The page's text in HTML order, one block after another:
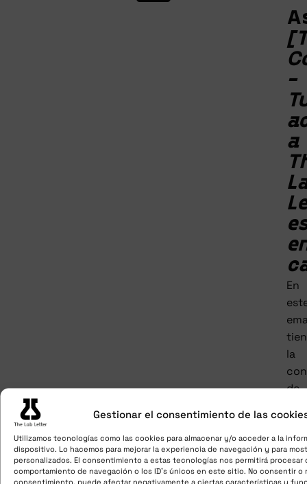
Gestionar el consentimiento de las
Utilizamos tecnologías como las cookies para almacenar y/o acceder a la
dispositivo. Lo hacemos para mejorar la experiencia de navegación y para
personalizados. El consentimiento a estas tecnologías nos permitirá procesar
comportamiento de navegación o los ID's únicos en este sitio. No consentir o
consentimiento, puede afectar negativamente a ciertas características y
-
a
En
la
de
tu